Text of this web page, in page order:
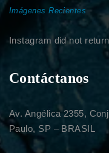
Imágenes Recientes
Instagram did not
Contáctanos
Av. Angélica 2355,
Paulo, SP – BRASIL